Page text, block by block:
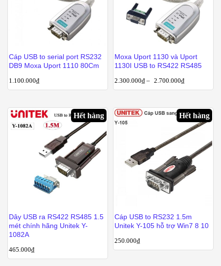
Cáp USB to serial port RS232
DB9 Moxa Uport 1110 80Cm
1.100.000₫
Moxa Uport 1130 và Uport
1130I USB to RS422 RS485
2.300.000₫ – 2.700.000₫
Hết hàng
Dây USB ra RS422 RS485 1.5
mét chính hãng Unitek Y-
1082A
465.000₫
Hết hàng
Cáp USB to RS232 1.5m
Unitek Y-105 hỗ trợ Win7 8 10
250.000₫